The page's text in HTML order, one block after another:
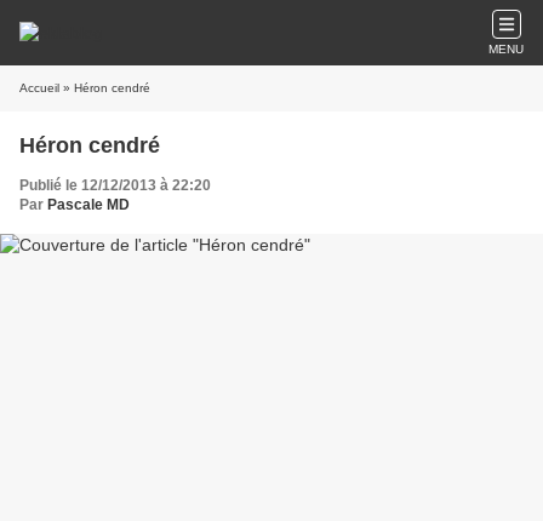
MENU
Accueil » Héron cendré
Héron cendré
Publié le 12/12/2013 à 22:20
Par Pascale MD